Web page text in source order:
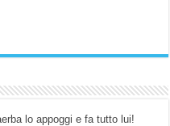
lo appoggi e fa tutto lui!